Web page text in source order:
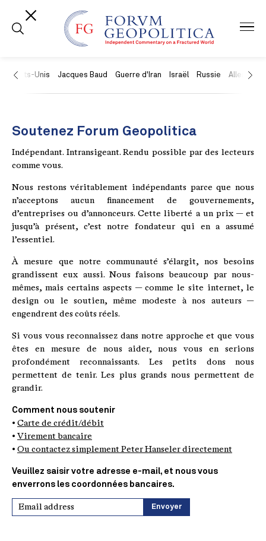
États-Unis Jacques Baud Guerre d'Iran Israël Russie Allemagne
Soutenez Forum Geopolitica
Indépendant. Intransigeant. Rendu possible par des lecteurs
comme vous.
Nous restons véritablement indépendants parce que nous
n’acceptons aucun financement de gouvernements,
d’entreprises ou d’annonceurs. Cette liberté a un prix — et
jusqu’à présent, c’est notre fondateur qui en a assumé
l’essentiel.
À mesure que notre communauté s’élargit, nos besoins
grandissent eux aussi. Nous faisons beaucoup par nous-
mêmes, mais certains aspects — comme le site internet, le
design ou le soutien, même modeste à nos auteurs —
engendrent des coûts réels.
Si vous vous reconnaissez dans notre approche et que vous
êtes en mesure de nous aider, nous vous en serions
profondément reconnaissants. Les petits dons nous
permettent de tenir. Les plus grands nous permettent de
grandir.
Comment nous soutenir
• Carte de crédit/débit
• Virement bancaire
• Ou contactez simplement Peter Hanseler directement
Veuillez saisir votre adresse e-mail, et nous vous
enverrons les coordonnées bancaires.
Envoyer